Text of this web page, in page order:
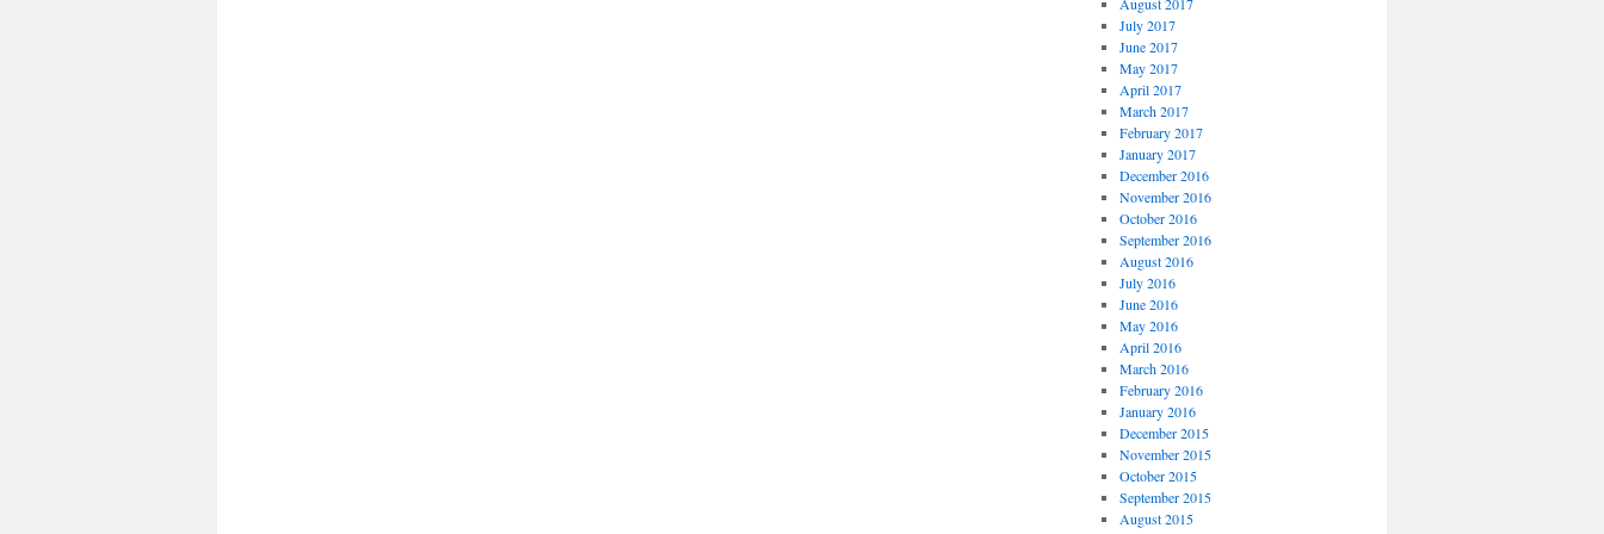
July 2017
June 2017
May 2017
April 2017
March 2017
February 2017
January 2017
December 2016
November 2016
October 2016
September 2016
August 2016
July 2016
June 2016
May 2016
April 2016
March 2016
February 2016
January 2016
December 2015
November 2015
October 2015
September 2015
August 2015